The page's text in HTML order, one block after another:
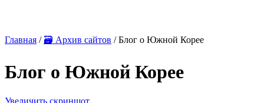
Главная / 🗃 Архив сайтов / Блог о Южной Корее
Блог о Южной Корее
Увеличить скриншот